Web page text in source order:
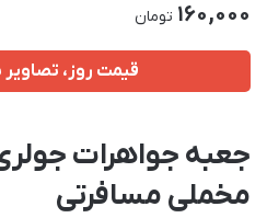
160,000 تومان
قیمت روز، تصاویر
جعبه جواهرات
مخملی مسافرتی